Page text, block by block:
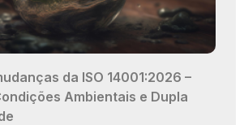
da ISO 14001:2026 –
Ambientais e Dupla